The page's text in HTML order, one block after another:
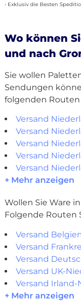
• Exklusiv die Besten
Wo können
und nach
Sie wollen
Sendungen
folgenden
Versand
Versand
Versand
Versand
Versand
+ Mehr anzeigen
Wollen Sie Ware
Folgende Routen
Versand
Versand
Versand
Versand UK-
Versand Irland-
+ Mehr anzeigen